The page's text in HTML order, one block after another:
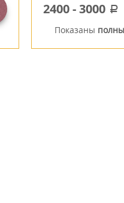
2400-3000 a
Показаны